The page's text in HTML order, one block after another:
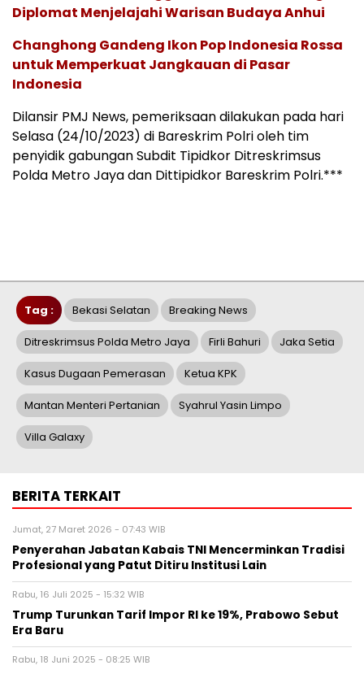
Diplomat Menjelajahi Warisan Budaya Anhui
Changhong Gandeng Ikon Pop Indonesia Rossa
untuk Memperkuat Jangkauan di Pasar
Indonesia
Dilansir PMJ News, pemeriksaan dilakukan pada hari
Selasa (24/10/2023) di Bareskrim Polri oleh tim
penyidik gabungan Subdit Tipidkor Ditreskrimsus
Polda Metro Jaya dan Dittipidkor Bareskrim Polri.***
Tag : Bekasi Selatan Breaking News
Ditreskrimsus Polda Metro Jaya Firli Bahuri Jaka Setia
Kasus Dugaan Pemerasan Ketua KPK
Mantan Menteri Pertanian Syahrul Yasin Limpo
Villa Galaxy
BERITA TERKAIT
Jumat, 27 Maret 2026 - 07:43 WIB
Penyerahan Jabatan Kabais TNI Mencerminkan Tradisi
Profesional yang Patut Ditiru Institusi Lain
Rabu, 16 Juli 2025 - 15:32 WIB
Trump Turunkan Tarif Impor RI ke 19%, Prabowo Sebut
Era Baru
Rabu, 18 Juni 2025 - 08:25 WIB